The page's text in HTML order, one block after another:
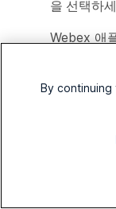
을 선택하
Webex 애
않는 앱
수 있는 앱
필
Webex
By